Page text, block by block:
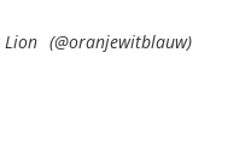
(@oranjewitblauw)